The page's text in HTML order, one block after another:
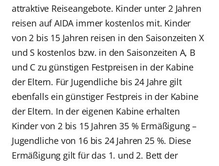
attraktive Reiseangebote. Kinder unter 2 Jahren
reisen auf AIDA immer kostenlos mit. Kinder
von 2 bis 15 Jahren reisen in den Saisonzeiten X
und S kostenlos bzw. in den Saisonzeiten A, B
und C zu günstigen Festpreisen in der Kabine
der Eltern. Für Jugendliche bis 24 Jahre gilt
ebenfalls ein günstiger Festpreis in der Kabine
der Eltern. In der eigenen Kabine erhalten
Kinder von 2 bis 15 Jahren 35 % Ermäßigung –
Jugendliche von 16 bis 24 Jahren 25 %. Diese
Ermäßigung gilt für das 1. und 2. Bett der